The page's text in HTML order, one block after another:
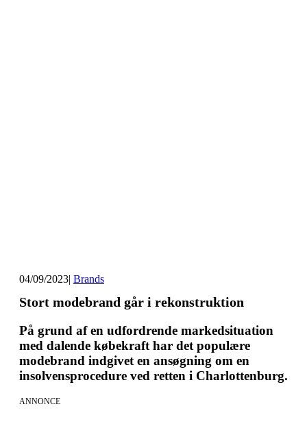
04/09/2023| Brands
Stort modebrand går i rekonstruktion
På grund af en udfordrende markedsituation
med dalende købekraft har det populære
modebrand indgivet en ansøgning om en
insolvensprocedure ved retten i Charlottenburg.
ANNONCE